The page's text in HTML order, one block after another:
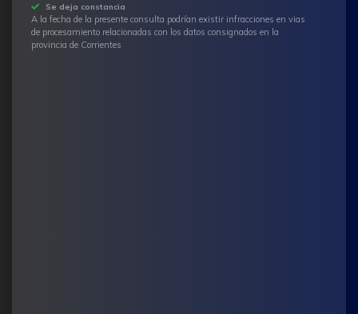
Se deja constancia
A la fecha de la presente consulta podrían existir infracciones en vias
de procesamiento relacionadas con los datos consignados en la
provincia de Corrientes